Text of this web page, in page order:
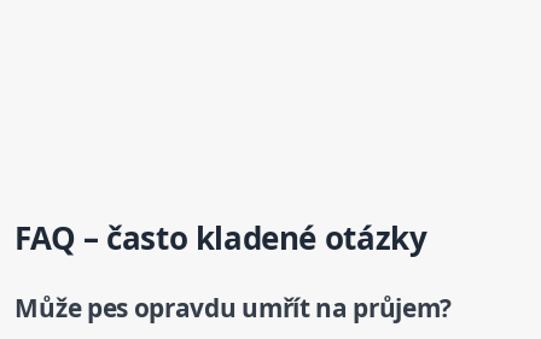
FAQ – často kladené otázky
Může pes opravdu umřít na průjem?